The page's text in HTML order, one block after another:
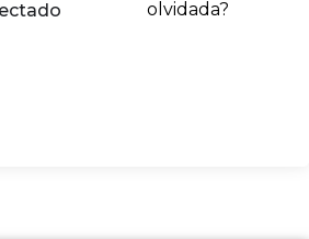
olvidada?